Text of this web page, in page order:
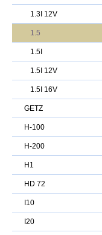
1.3I 12V
1.5
1.5I
1.5I 12V
1.5I 16V
GETZ
H-100
H-200
H1
HD 72
I10
I20